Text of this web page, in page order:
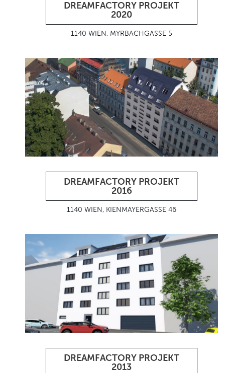
DREAMFACTORY PROJEKT
2020
1140 WIEN, MYRBACHGASSE 5
DREAMFACTORY PROJEKT
2016
1140 WIEN, KIENMAYERGASSE 46
DREAMFACTORY PROJEKT
2013